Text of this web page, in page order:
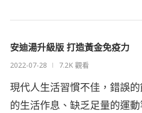
安迪湯升級版 打造黃金免疫力
2022-07-28 7.2K 觀看
現代人生活習慣不佳，錯誤
的生活作息、缺乏足量的運